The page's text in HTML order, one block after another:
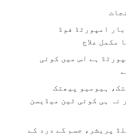
امپورٹڈ فوڈ
مکمل علاج
ہے اس میں کوئی
ہیومیو پیھتک
نہ ہی کوئی ٹین میڈیسن
پریشر، جسم کے درد کے